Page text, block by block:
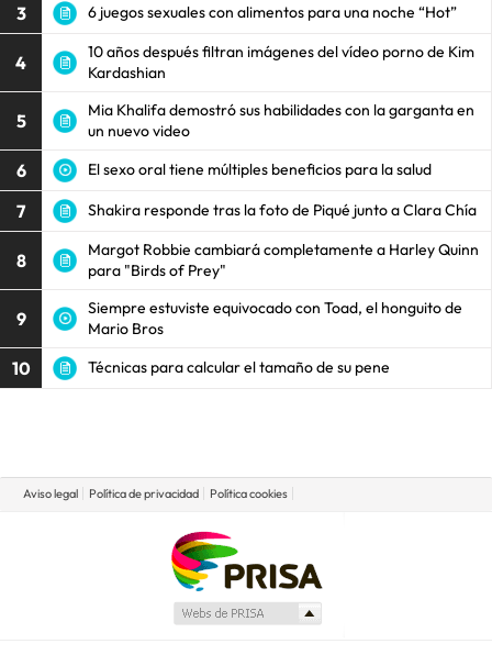
3 6 juegos sexuales con alimentos para una noche “Hot”
4
10 años después filtran imágenes del vídeo porno de Kim
Kardashian
5
Mia Khalifa demostró sus habilidades con la garganta en
un nuevo video
6 El sexo oral tiene múltiples beneficios para la salud
7 Shakira responde tras la foto de Piqué junto a Clara Chía
8
Margot Robbie cambiará completamente a Harley Quinn
para "Birds of Prey"
9
Siempre estuviste equivocado con Toad, el honguito de
Mario Bros
10 Técnicas para calcular el tamaño de su pene
Aviso legal Política de privacidad Política cookies